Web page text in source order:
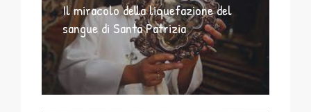
Il miracolo della liquefazione del
sangue di Santa Patrizia